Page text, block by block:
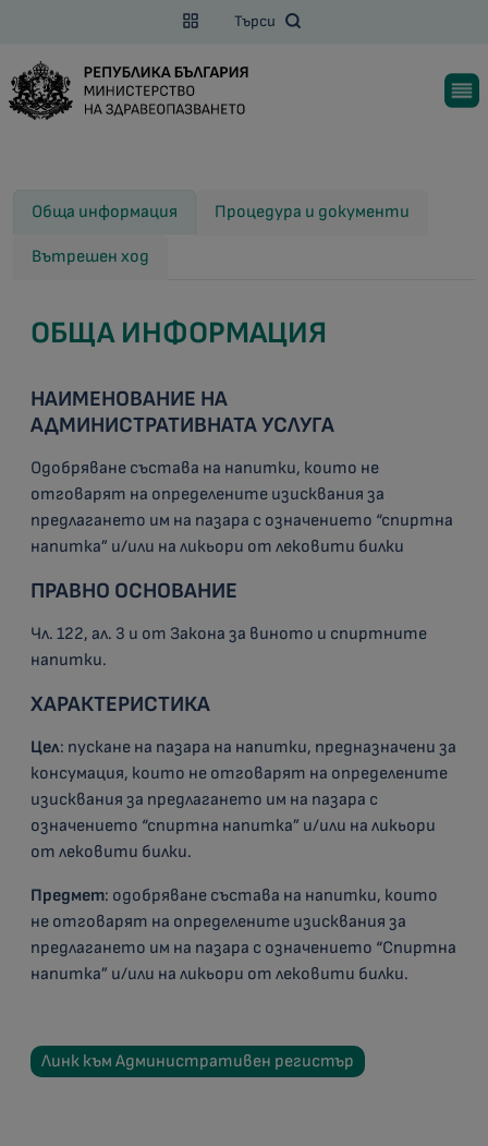
Търси
Обща информация Процедура и документи
Вътрешен ход
ОБЩА ИНФОРМАЦИЯ
НАИМЕНОВАНИЕ НА
АДМИНИСТРАТИВНАТА УСЛУГА
Одобряване състава на напитки, които не
отговарят на определените изисквания за
предлагането им на пазара с означението “спиртна
напитка” и/или на ликьори от лековити билки
ПРАВНО ОСНОВАНИЕ
Чл. 122, ал. 3 и от Закона за виното и спиртните
напитки.
ХАРАКТЕРИСТИКА
Цел: пускане на пазара на напитки, предназначени за
консумация, които не отговарят на определените
изисквания за предлагането им на пазара с
означението “спиртна напитка” и/или на ликьори
от лековити билки.
Предмет: одобряване състава на напитки, които
не отговарят на определените изисквания за
предлагането им на пазара с означението “Спиртна
напитка” и/или на ликьори от лековити билки.
Линк към Административен регистър